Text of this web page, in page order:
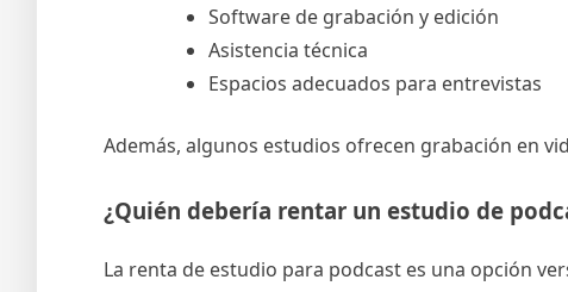
Software de grabación y edición
Asistencia técnica
Espacios adecuados para entrevistas
Además, algunos estudios ofrecen grabación en
¿Quién debería rentar un estudio de
La renta de estudio para podcast es una opción